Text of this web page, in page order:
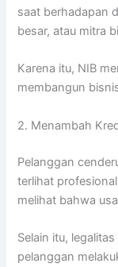
saat berhadapan
besar, atau mitra
Karena itu, NIB
membangun
2. Menambah
Pelanggan
terlihat
melihat bahwa
Selain itu,
pelanggan